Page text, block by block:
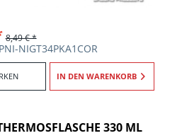
8,49 € *
NIGT34PKA1COR
IN DEN WARENKORB
330 ML